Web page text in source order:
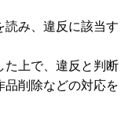
読み、違反に該当す
た上で、違反と判断
品削除などの対応を